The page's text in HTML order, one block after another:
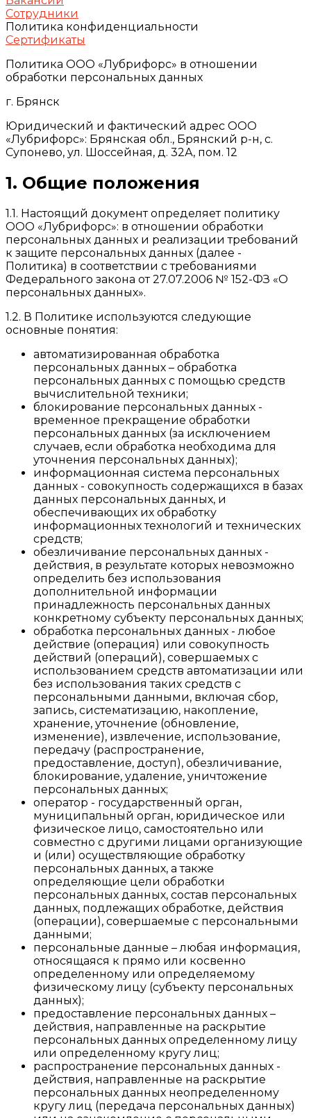
Сотрудники
Политика конфиденциальности
Сертификаты
Политика ООО «Лубрифорс» в отношении
обработки персональных данных
г. Брянск
Юридический и фактический адрес ООО
«Лубрифорс»: Брянская обл., Брянский р-н, с.
Супонево, ул. Шоссейная, д. 32А, пом. 12
1. Общие положения
1.1. Настоящий документ определяет политику
ООО «Лубрифорс»: в отношении обработки
персональных данных и реализации требований
к защите персональных данных (далее -
Политика) в соответствии с требованиями
Федерального закона от 27.07.2006 № 152-ФЗ «О
персональных данных».
1.2. В Политике используются следующие
основные понятия:
автоматизированная обработка
персональных данных – обработка
персональных данных с помощью средств
вычислительной техники;
блокирование персональных данных -
временное прекращение обработки
персональных данных (за исключением
случаев, если обработка необходима для
уточнения персональных данных);
информационная система персональных
данных - совокупность содержащихся в базах
данных персональных данных, и
обеспечивающих их обработку
информационных технологий и технических
средств;
обезличивание персональных данных -
действия, в результате которых невозможно
определить без использования
дополнительной информации
принадлежность персональных данных
конкретному субъекту персональных данных;
обработка персональных данных - любое
действие (операция) или совокупность
действий (операций), совершаемых с
использованием средств автоматизации или
без использования таких средств с
персональными данными, включая сбор,
запись, систематизацию, накопление,
хранение, уточнение (обновление,
изменение), извлечение, использование,
передачу (распространение,
предоставление, доступ), обезличивание,
блокирование, удаление, уничтожение
персональных данных;
оператор - государственный орган,
муниципальный орган, юридическое или
физическое лицо, самостоятельно или
совместно с другими лицами организующие
и (или) осуществляющие обработку
персональных данных, а также
определяющие цели обработки
персональных данных, состав персональных
данных, подлежащих обработке, действия
(операции), совершаемые с персональными
данными;
персональные данные – любая информация,
относящаяся к прямо или косвенно
определенному или определяемому
физическому лицу (субъекту персональных
данных);
предоставление персональных данных –
действия, направленные на раскрытие
персональных данных определенному лицу
или определенному кругу лиц;
распространение персональных данных -
действия, направленные на раскрытие
персональных данных неопределенному
кругу лиц (передача персональных данных)